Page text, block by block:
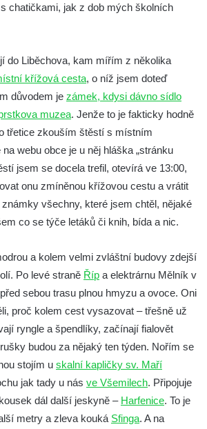
chatičkami, jak z dob mých školních
do Liběchova, kam mířím z několika
křížová cesta, o níž jsem doteď
důvodem je zámek, kdysi dávno sídlo
muzea. Jenže to je fakticky hodně
třetice zkouším štěstí s místním
webu obce je u něj hláška „stránku
jsem se docela trefil, otevírá ve 13:00,
onu zmíněnou křížovou cestu a vrátit
všechny, které jsem chtěl, nějaké
co se týče letáků či knih, bída a nic.
a kolem velmi zvláštní budovy zdejší
Po levé straně Říp a elektrárnu Mělník v
sebou trasu plnou hmyzu a ovoce. Oni
proč kolem cest vysazovat – třešně už
ryngle a špendlíky, začínají fialovět
budou za nějaký ten týden. Nořím se
stojím u skalní kapličky sv. Maří
jak tady u nás ve Všemilech. Připojuje
dál další jeskyně – Harfenice. To je
metry a zleva kouká Sfinga. A na